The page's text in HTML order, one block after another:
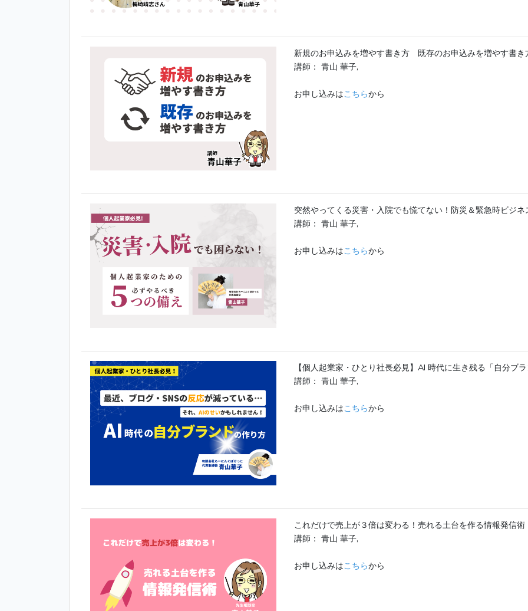
新規のお申込みを増やす書き方 既存のお申込みを増やす書き
講師： 青山 華子,
お申し込みはこちらから
突然やってくる災害・入院でも慌てない！防災＆緊急時ビジ
講師： 青山 華子,
お申し込みはこちらから
【個人起業家・ひとり社長必見】AI 時代に生き残る「自分ブ
講師： 青山 華子,
お申し込みはこちらから
これだけで売上が３倍は変わる！売れる土台を作る情報発信術
講師： 青山 華子,
お申し込みはこちらから